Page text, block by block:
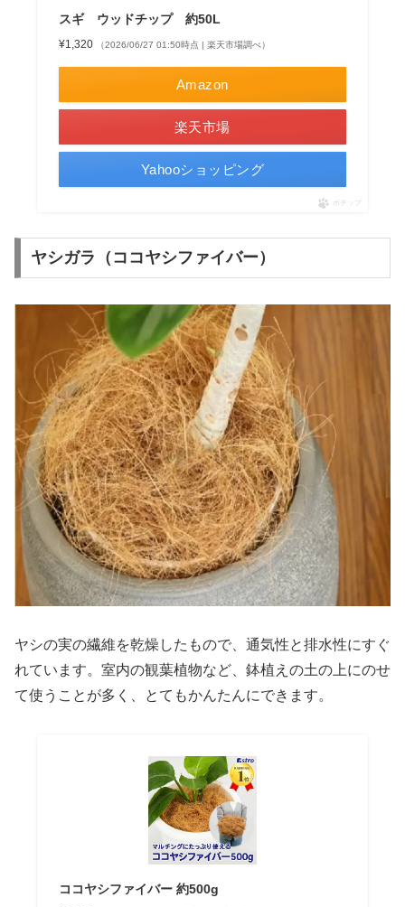
スギ ウッドチップ 約50L
¥1,320 （2026/06/27 01:50時点 | 楽天市場調べ）
Amazon
楽天市場
Yahooショッピング
ポチップ
ヤシガラ（ココヤシファイバー）
ヤシの実の繊維を乾燥したもので、通気性と排水性にすぐ
れています。室内の観葉植物など、鉢植えの土の上にのせ
て使うことが多く、とてもかんたんにできます。
ココヤシファイバー 約500g